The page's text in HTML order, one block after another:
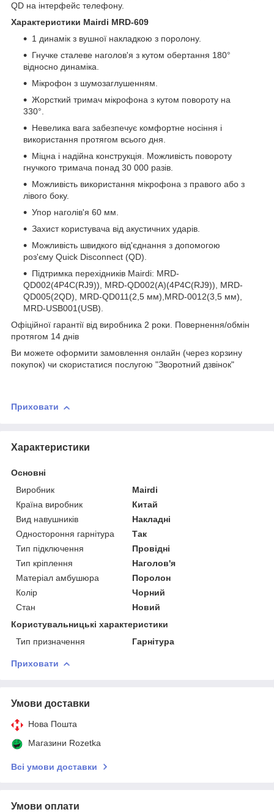
QD на інтерфейс телефону.
Характеристики Mairdi MRD-609
1 динамік з вушної накладкою з поролону.
Гнучке сталеве наголов'я з кутом обертання 180°
відносно динаміка.
Мікрофон з шумозаглушенням.
Жорсткий тримач мікрофона з кутом повороту на
330°.
Невелика вага забезпечує комфортне носіння і
використання протягом всього дня.
Міцна і надійна конструкція. Можливість повороту
гнучкого тримача понад 30 000 разів.
Можливість використання мікрофона з правого або з
лівого боку.
Упор наголів'я 60 мм.
Захист користувача від акустичних ударів.
Можливість швидкого від'єднання з допомогою
роз'єму Quick Disconnect (QD).
Підтримка перехідників Mairdi: MRD-
QD002(4P4C(RJ9)), MRD-QD002(A)(4P4C(RJ9)), MRD-
QD005(2QD), MRD-QD011(2,5 мм),MRD-0012(3,5 мм),
MRD-USB001(USB).
Офіційної гарантії від виробника 2 роки. Повернення/обмін
протягом 14 днів
Ви можете оформити замовлення онлайн (через корзину
покупок) чи скористатися послугою "Зворотний дзвінок"
Приховати
Характеристики
Основні
Виробник
Mairdi
Країна виробник
Китай
Вид навушників
Накладні
Одностороння гарнітура
Так
Тип підключення
Провідні
Тип кріплення
Наголов'я
Матеріал амбушюра
Поролон
Колір
Чорний
Стан
Новий
Користувальницькі характеристики
Тип призначення
Гарнітура
Приховати
Умови доставки
Нова Пошта
Магазини Rozetka
Всі умови доставки
Умови оплати